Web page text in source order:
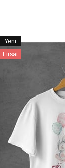
Yeni
Ürün
Fırsat